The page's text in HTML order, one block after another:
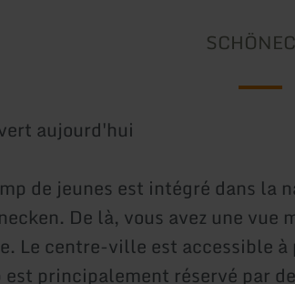
aujourd'hui
de jeunes est intégré dans la
De là, vous avez une
Le centre-ville est accessible
est principalement réservé par